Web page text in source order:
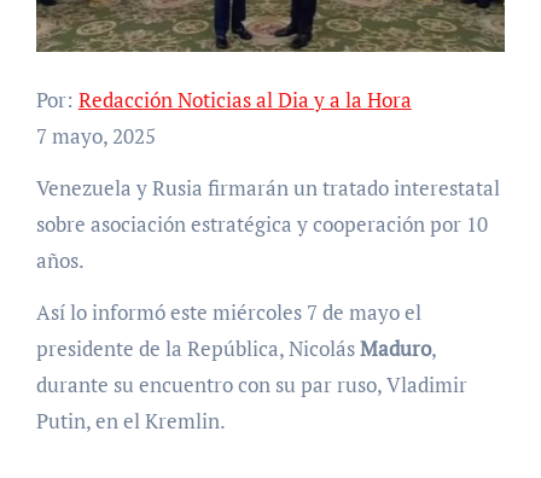
Por: Redacción Noticias al Dia y a la Hora
7 mayo, 2025
Venezuela y Rusia firmarán un tratado interestatal
sobre asociación estratégica y cooperación por 10
años.
Así lo informó este miércoles 7 de mayo el
presidente de la República, NicolásMaduro,
durante su encuentro con su par ruso, Vladimir
Putin, en el Kremlin.